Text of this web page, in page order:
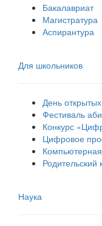
Бакалавриат
Магистратура
Аспирантура
Для школьников
День
Фестиваль
Конкурс
Цифровое
Родительский
Наука